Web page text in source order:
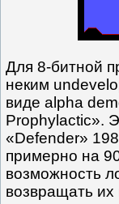
Для 8-битной
неким
виде alpha
Prophylactic».
«Defender»
примерно на
возможность
возвращать их